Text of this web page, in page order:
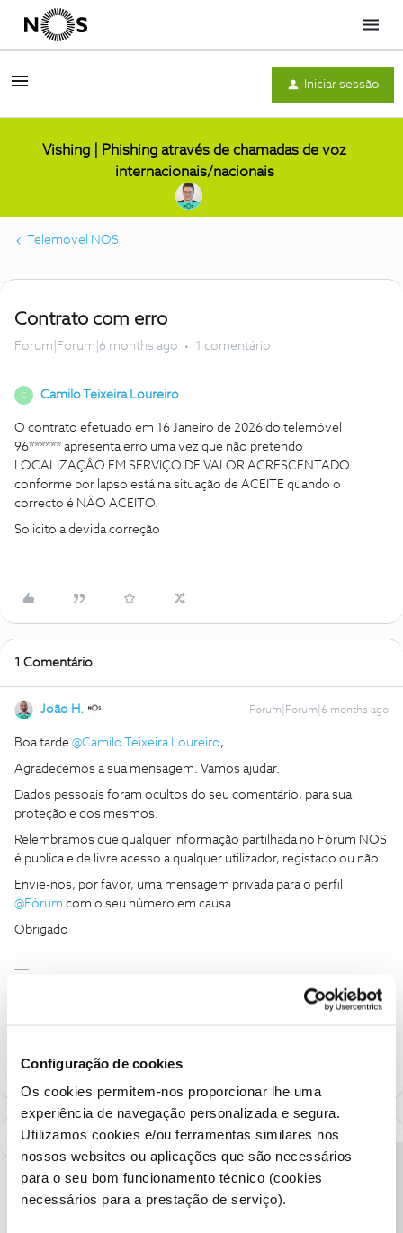
Configuração de cookies
Os cookies permitem-nos proporcionar lhe uma
experiência de navegação personalizada e segura.
Utilizamos cookies e/ou ferramentas similares nos
nossos websites ou aplicações que são necessários
para o seu bom funcionamento técnico (cookies
necessários para a prestação de serviço).
Menu
Iniciar sessão
Vishing | Phishing através de chamadas de voz
internacionais/nacionais
Telemóvel NOS
Contrato com erro
Forum|Forum|6 months ago 1 comentário
C Camilo Teixeira Loureiro
O contrato efetuado em 16 Janeiro de 2026 do telemóvel
96****** apresenta erro uma vez que não pretendo
LOCALIZAÇÂO EM SERVIÇO DE VALOR ACRESCENTADO
conforme por lapso está na situação de ACEITE quando o
correcto é NÂO ACEITO.
Solicito a devida correção
1 Comentário
João H. Forum|Forum|6 months ago
Boa tarde ​ @Camilo Teixeira Loureiro,
Agradecemos a sua mensagem. Vamos ajudar.
Dados pessoais foram ocultos do seu comentário, para sua
proteção e dos mesmos.
Relembramos que qualquer informação partilhada no Fórum NOS
é publica e de livre acesso a qualquer utilizador, registado ou não.
Envie-nos, por favor, uma mensagem privada para o perfil ​
@Fórum com o seu número em causa.
Obrigado
Ajude a comunidade a encontrar informação relevante. Marque
como "Melhor Resposta" e faça "Like" nos melhores comentários.